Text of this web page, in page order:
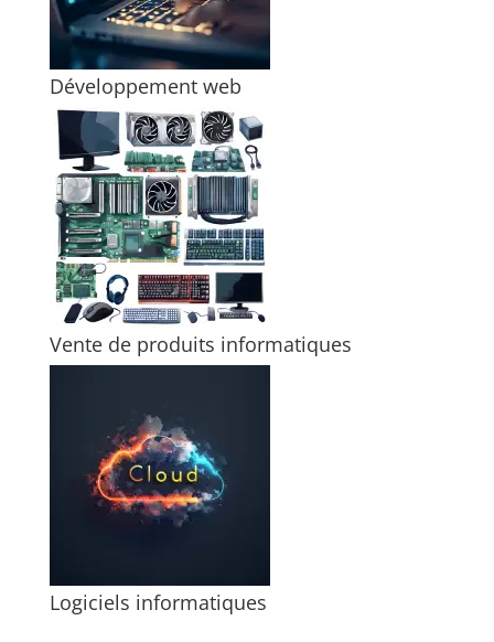
Développement web
Vente de produits informatiques
Logiciels informatiques